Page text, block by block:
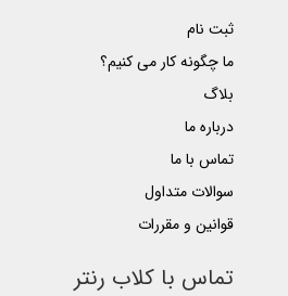
ثبت نام
ما چگونه کار می کنیم؟
بلاگ
درباره ما
تماس با ما
سوالات متداول
قوانین و مقررات
تماس با کلاب رنتر